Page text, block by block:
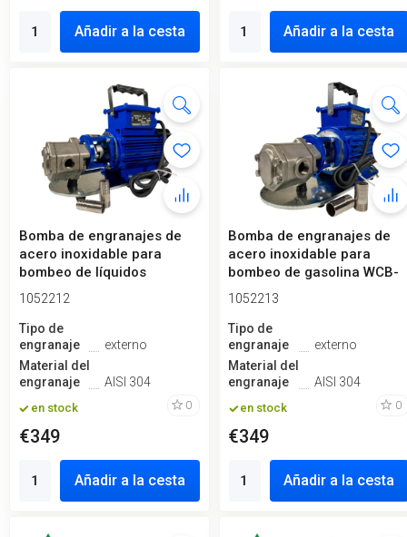
Añadir a la cesta Añadir a la cesta
Bomba de engranajes de
acero inoxidable para
bombeo de líquidos
químicos WCB-...
1052212
Tipo de
engranaje
externo
Material del
engranaje
AISI 304
en stock 0
€349
Añadir a la cesta
Bomba de engranajes de
acero inoxidable para
bombeo de gasolina WCB-
75/380V 5...
1052213
Tipo de
engranaje
externo
Material del
engranaje
AISI 304
en stock 0
€349
Añadir a la cesta